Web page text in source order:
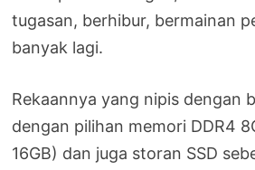
tugasan, berhibur, bermainan
banyak lagi.
Rekaannya yang nipis dengan
dengan pilihan memori DDR4
16GB) dan juga storan SSD